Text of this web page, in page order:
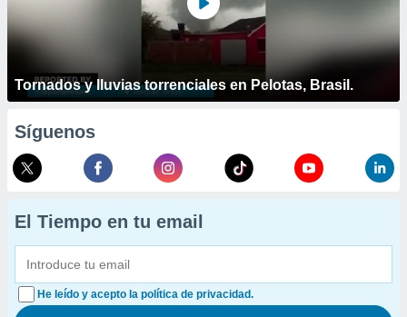
Tornados y lluvias torrenciales en Pelotas, Brasil.
Síguenos
El Tiempo en tu email
He leído y acepto la política de privacidad.